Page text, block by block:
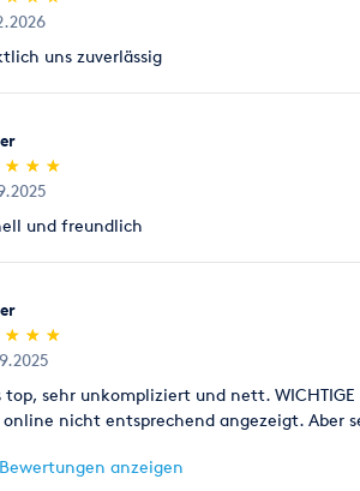
uns zuverlässig
★
★ ★
★ ★
★
und freundlich
★
★ ★
★ ★
★
top, sehr unkompliziert und nett.
online nicht entsprechend angezeigt. Aber
anzeigen